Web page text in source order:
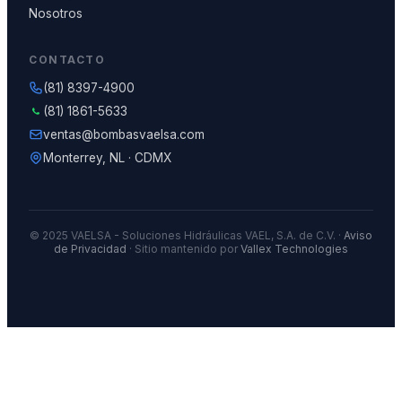
Nosotros
CONTACTO
(81) 8397-4900
(81) 1861-5633
ventas@bombasvaelsa.com
Monterrey, NL · CDMX
© 2025 VAELSA - Soluciones Hidráulicas VAEL, S.A. de C.V. · Aviso
de Privacidad · Sitio mantenido por Vallex Technologies